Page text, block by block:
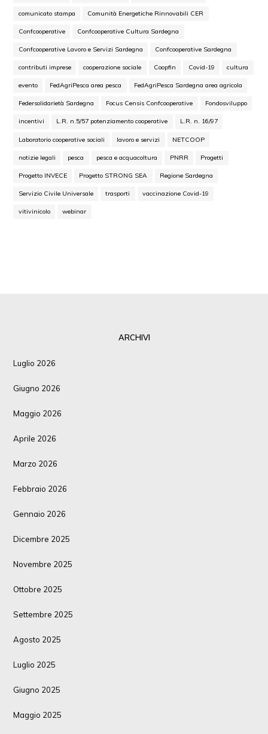
comunicato stampa Comunità Energetiche Rinnovabili CER
Confcooperative Confcooperative Cultura Sardegna
Confcooperative Lavoro e Servizi Sardegna Confcooperative Sardegna
contributi imprese cooperazione sociale Coopfin Covid-19 cultura
evento FedAgriPesca area pesca FedAgriPesca Sardegna area agricola
Federsolidarietà Sardegna Focus Censis Confcooperative Fondosviluppo
incentivi L.R. n.5/57 potenziamento cooperative L.R. n. 16/97
Laboratorio cooperative sociali lavoro e servizi NETCOOP
notizie legali pesca pesca e acquacoltura PNRR Progetti
Progetto INVECE Progetto STRONG SEA Regione Sardegna
Servizio Civile Universale trasporti vaccinazione Covid-19
vitivinicolo webinar
ARCHIVI
Luglio 2026
Giugno 2026
Maggio 2026
Aprile 2026
Marzo 2026
Febbraio 2026
Gennaio 2026
Dicembre 2025
Novembre 2025
Ottobre 2025
Settembre 2025
Agosto 2025
Luglio 2025
Giugno 2025
Maggio 2025